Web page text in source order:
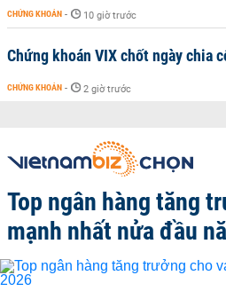
CHỨNG KHOÁN - 10 giờ trước
Chứng khoán VIX chốt ngày chia
CHỨNG KHOÁN - 2 giờ trước
Top ngân hàng tăng
mạnh nhất nửa đầu